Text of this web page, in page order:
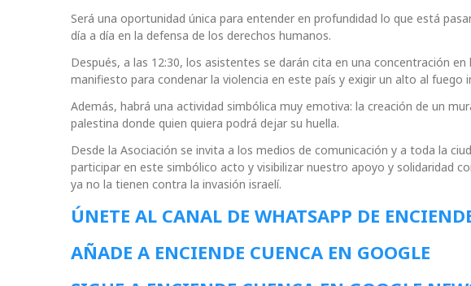
Será una oportunidad única para entender en profundidad lo que está
día a día en la defensa de los derechos humanos.
Después, a las 12:30, los asistentes se darán cita en una concentración
manifiesto para condenar la violencia en este país y exigir un alto al fuego
Además, habrá una actividad simbólica muy emotiva: la creación de un
palestina donde quien quiera podrá dejar su huella.
Desde la Asociación se invita a los medios de comunicación y a toda la
participar en este simbólico acto y visibilizar nuestro apoyo y solidaridad
ya no la tienen contra la invasión israelí.
ÚNETE AL CANAL DE WHATSAPP DE
AÑADE A ENCIENDE CUENCA EN GOOGLE